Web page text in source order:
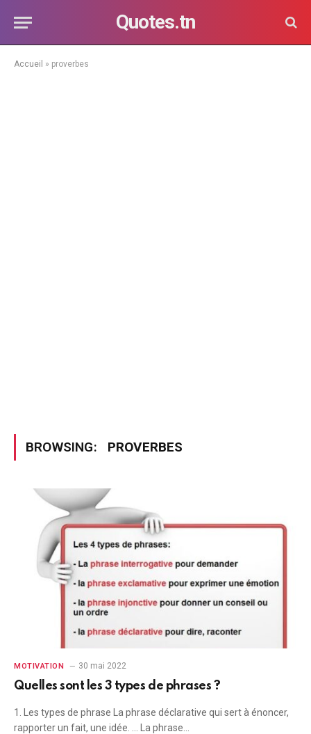
Quotes.tn
Accueil » proverbes
BROWSING: PROVERBES
MOTIVATION 30 mai 2022
Quelles sont les 3 types de phrases ?
1. Les types de phrase La phrase déclarative qui sert à énoncer,
rapporter un fait, une idée. … La phrase…